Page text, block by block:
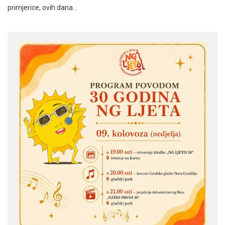
primjerice, ovih dana…